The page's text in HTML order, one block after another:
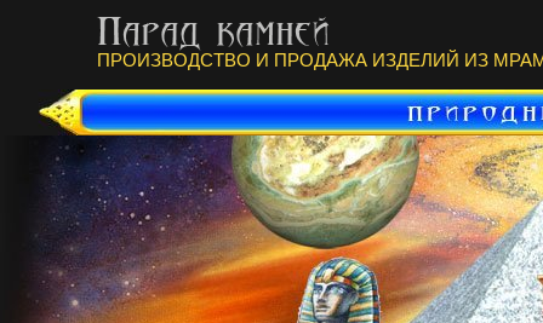
ПРОИЗВОДСТВО И ПРОДАЖА ИЗДЕЛИЙ ИЗ